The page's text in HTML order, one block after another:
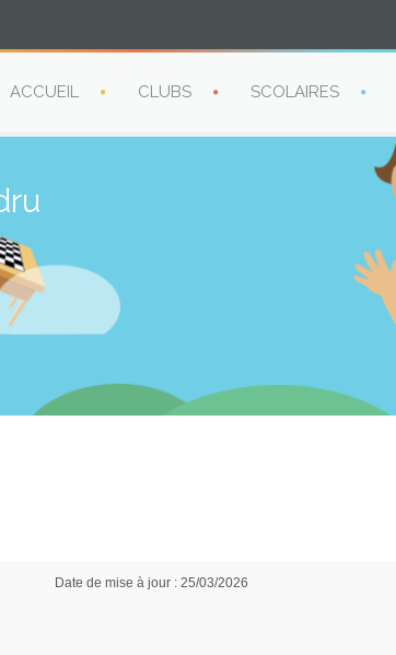
ACCUEIL CLUBS SCOLAIRES
Date de mise à jour : 25/03/2026